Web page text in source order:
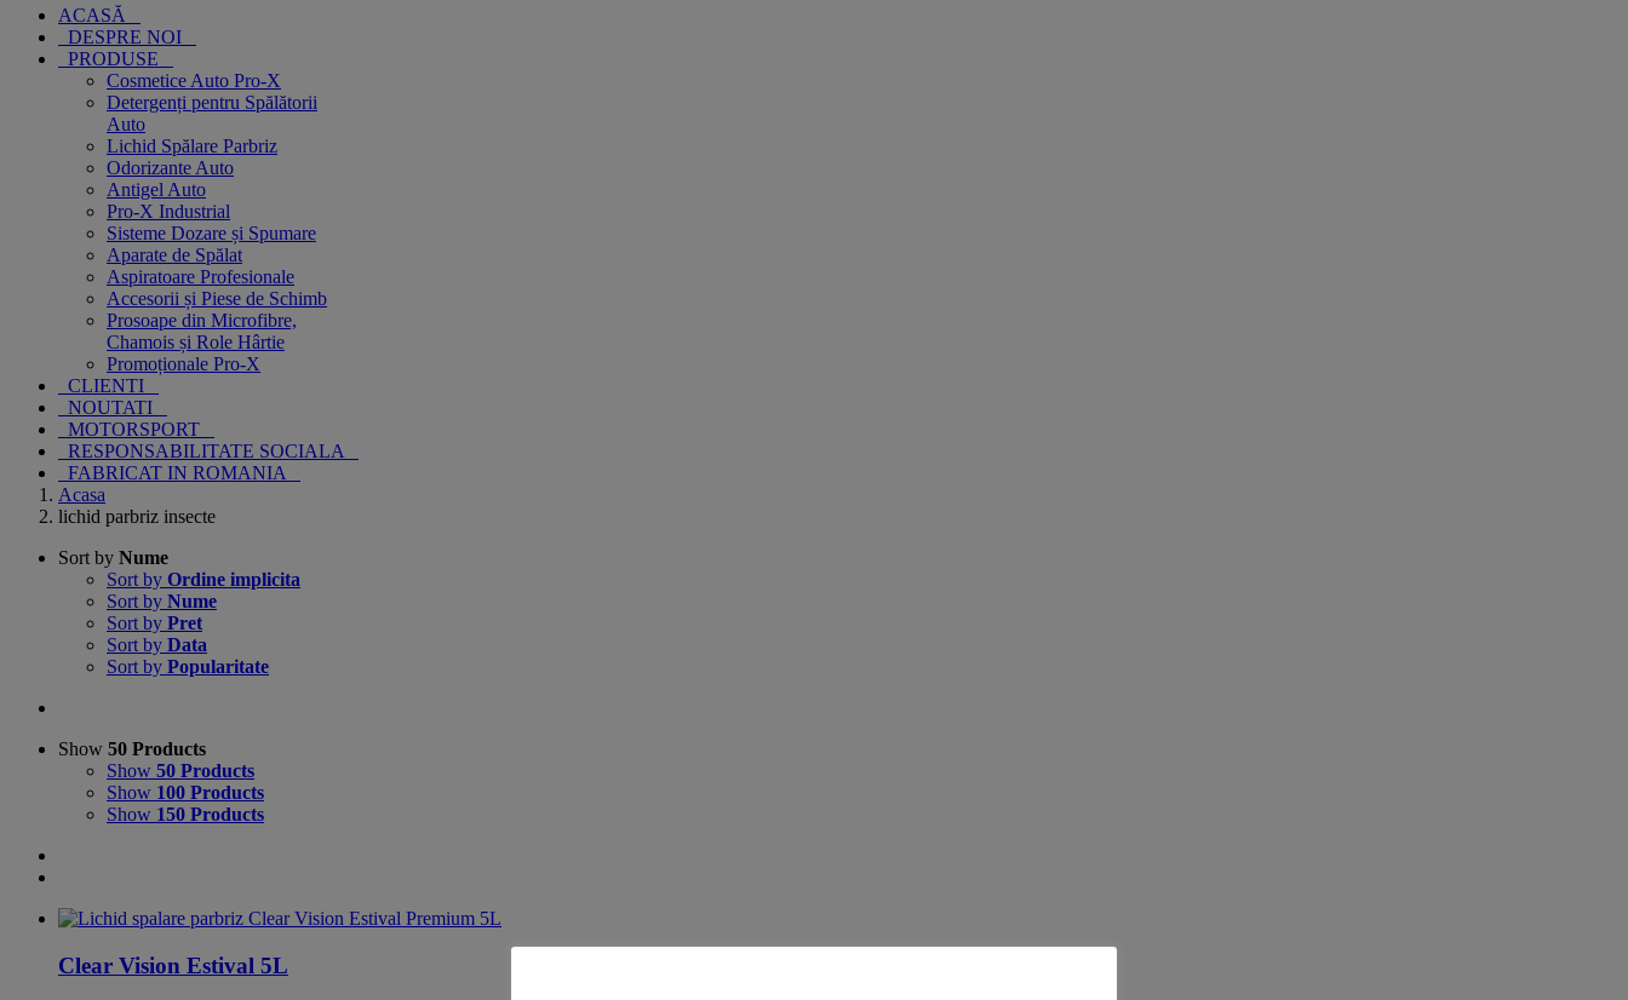
ACASĂ
DESPRE NOI
PRODUSE
Cosmetice Auto Pro-X
Detergenți pentru Spălătorii
Auto
Lichid Spălare Parbriz
Odorizante Auto
Antigel Auto
Pro-X Industrial
Sisteme Dozare și Spumare
Aparate de Spălat
Aspiratoare Profesionale
Accesorii și Piese de Schimb
Prosoape din Microfibre,
Chamois și Role Hârtie
Promoționale Pro-X
CLIENTI
NOUTATI
MOTORSPORT
RESPONSABILITATE SOCIALA
FABRICAT IN ROMANIA
Acasa
lichid parbriz insecte
Sort by Nume
Sort by Ordine implicita
Sort by Nume
Sort by Pret
Sort by Data
Sort by Popularitate
Show 50 Products
Show 50 Products
Show 100 Products
Show 150 Products
Clear Vision Estival 5L